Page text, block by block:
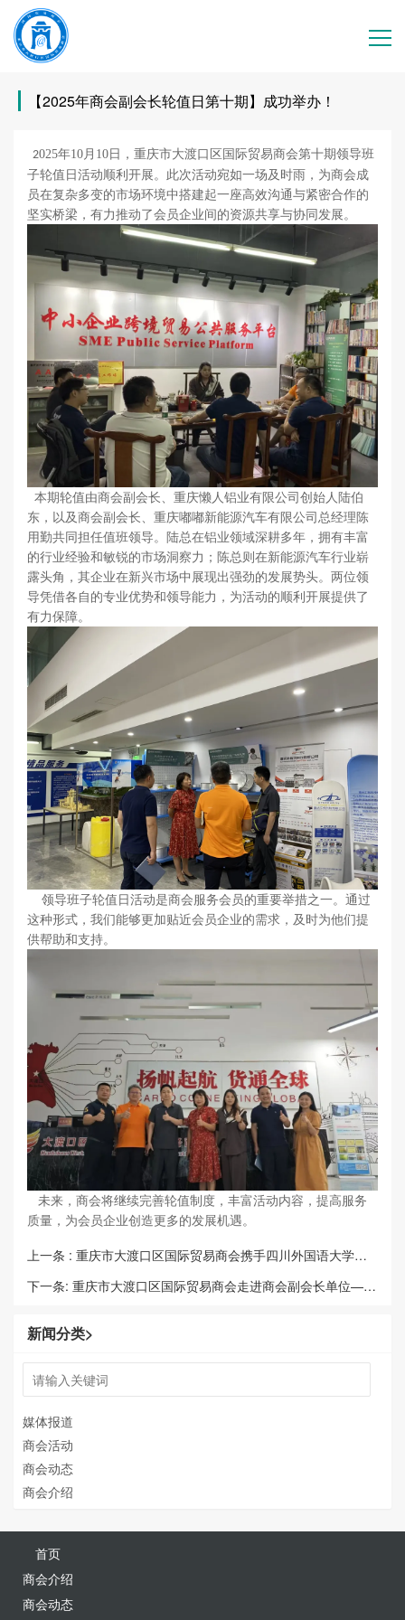
商会介绍
商会动态
会员服务
产品服务
商会相册
【2025年商会副会长轮值日第十期】成功举办！
2025年10月10日，重庆市大渡口区国际贸易商会第十期领导班
子轮值日活动顺利开展。此次活动宛如一场及时雨，为商会成
员在复杂多变的市场环境中搭建起一座高效沟通与紧密合作的
坚实桥梁，有力推动了会员企业间的资源共享与协同发展。
本期轮值由商会副会长、重庆懒人铝业有限公司创始人陆伯
东，以及商会副会长、重庆嘟嘟新能源汽车有限公司总经理陈
用勤共同担任值班领导。陆总在铝业领域深耕多年，拥有丰富
的行业经验和敏锐的市场洞察力；陈总则在新能源汽车行业崭
露头角，其企业在新兴市场中展现出强劲的发展势头。两位领
导凭借各自的专业优势和领导能力，为活动的顺利开展提供了
有力保障。
领导班子轮值日活动是商会服务会员的重要举措之一。通过
这种形式，我们能够更加贴近会员企业的需求，及时为他们提
供帮助和支持。
未来，商会将继续完善轮值制度，丰富活动内容，提高服务
质量，为会员企业创造更多的发展机遇。
上一条 : 重庆市大渡口区国际贸易商会携手四川外国语大学成功举办2025年秋季专场双选会，赋能外贸人才对接
下一条: 重庆市大渡口区国际贸易商会走进商会副会长单位——重庆嘟嘟新能源汽车有限公司
新闻分类>
媒体报道
商会活动
商会动态
商会介绍
首页
商会介绍
商会动态